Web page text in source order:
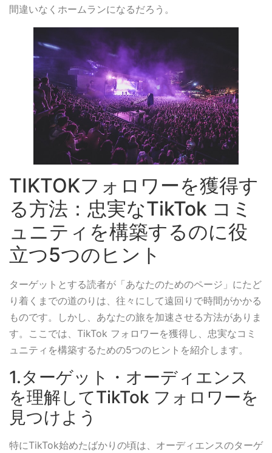
間違いなくホームランになるだろう。
TIKTOKフォロワーを獲得す
る方法：忠実なTikTok コミ
ュニティを構築するのに役
立つ5つのヒント
ターゲットとする読者が「あなたのためのページ」にたど
り着くまでの道のりは、往々にして遠回りで時間がかかる
ものです。しかし、あなたの旅を加速させる方法がありま
す。ここでは、TikTok フォロワーを獲得し、忠実なコミ
ュニティを構築するための5つのヒントを紹介します。
1.ターゲット・オーディエンス
を理解してTikTok フォロワーを
見つけよう
特にTikTok始めたばかりの頃は、オーディエンスのターゲ